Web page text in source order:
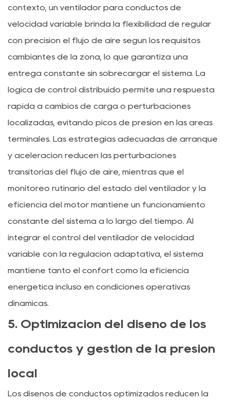
contexto, un ventilador para conductos de
velocidad variable brinda la flexibilidad de regular
con precisión el flujo de aire según los requisitos
cambiantes de la zona, lo que garantiza una
entrega constante sin sobrecargar el sistema. La
lógica de control distribuido permite una respuesta
rápida a cambios de carga o perturbaciones
localizadas, evitando picos de presión en las áreas
terminales. Las estrategias adecuadas de arranque
y aceleración reducen las perturbaciones
transitorias del flujo de aire, mientras que el
monitoreo rutinario del estado del ventilador y la
eficiencia del motor mantiene un funcionamiento
constante del sistema a lo largo del tiempo. Al
integrar el control del ventilador de velocidad
variable con la regulación adaptativa, el sistema
mantiene tanto el confort como la eficiencia
energética incluso en condiciones operativas
dinámicas.
5. Optimización del diseño de los
conductos y gestión de la presión
local
Los diseños de conductos optimizados reducen la